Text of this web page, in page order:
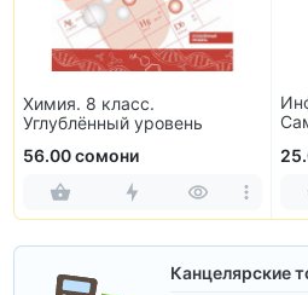
Химия. 8 класс.
Углублённый уровень
56.00 сомони
Канцелярские